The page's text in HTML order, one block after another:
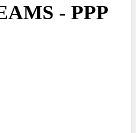
- PPP